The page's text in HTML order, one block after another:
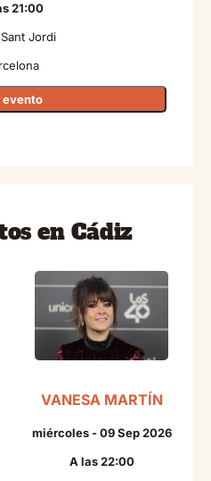
21:00
Jordi
evento
en Cádiz
VANESA MARTÍN
miércoles - 09 Sep 2026
A las 22:00